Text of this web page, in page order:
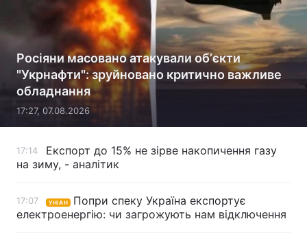
Росіяни масовано атакували обʼєкти
"Укрнафти": зруйновано критично важливе
обладнання
17:27, 07.08.2026
17:14
Експорт до 15% не зірве накопичення газу
на зиму, - аналітик
17:07 УНІАН
Попри спеку Україна експортує
електроенергію: чи загрожують нам відключення